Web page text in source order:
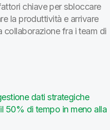
chiave per sbloccare
la produttività e arrivare
collaborazione fra i team di
dati strategiche
50% di tempo in meno alla